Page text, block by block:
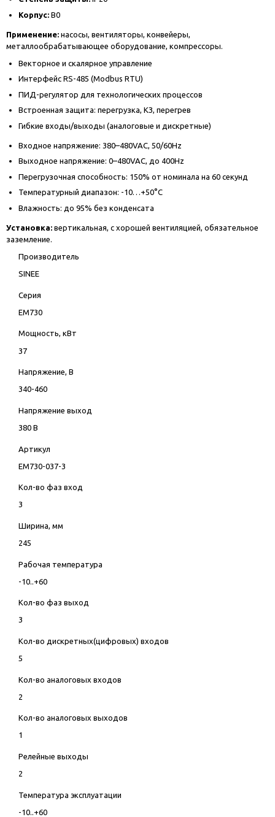
Корпус: B0
Применение: насосы, вентиляторы, конвейеры,
металлообрабатывающее оборудование, компрессоры.
Векторное и скалярное управление
Интерфейс RS-485 (Modbus RTU)
ПИД-регулятор для технологических процессов
Встроенная защита: перегрузка, КЗ, перегрев
Гибкие входы/выходы (аналоговые и дискретные)
Входное напряжение: 380–480VAC, 50/60Hz
Выходное напряжение: 0–480VAC, до 400Hz
Перегрузочная способность: 150% от номинала на 60 секунд
Температурный диапазон: -10…+50°C
Влажность: до 95% без конденсата
Установка: вертикальная, с хорошей вентиляцией, обязательное
заземление.
Производитель
SINEE
Серия
EM730
Мощность, кВт
37
Напряжение, В
340-460
Напряжение выход
380 В
Артикул
EM730-037-3
Кол-во фаз вход
3
Ширина, мм
245
Рабочая температура
-10..+60
Кол-во фаз выход
3
Кол-во дискретных(цифровых) входов
5
Кол-во аналоговых входов
2
Кол-во аналоговых выходов
1
Релейные выходы
2
Температура эксплуатации
-10..+60